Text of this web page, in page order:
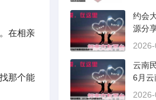
在相亲
那个能
约会
源分
云南
6月云